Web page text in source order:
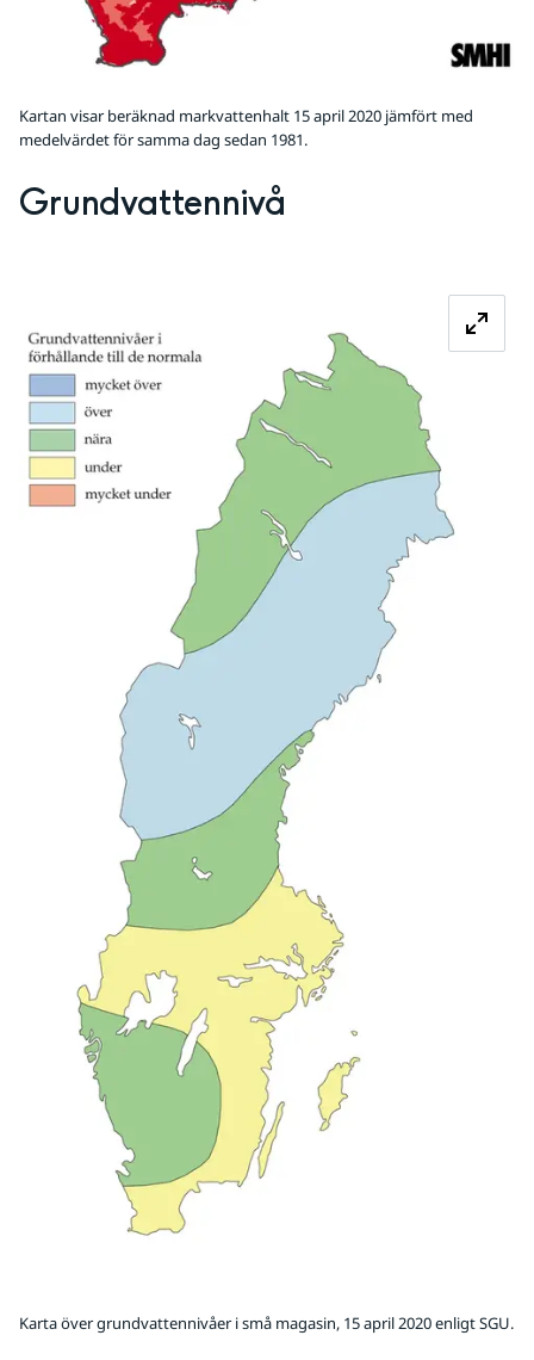
Kartan visar beräknad markvattenhalt 15 april 2020 jämfört med
medelvärdet för samma dag sedan 1981.
Grundvattennivå
Karta över grundvattennivåer i små magasin, 15 april 2020 enligt SGU.